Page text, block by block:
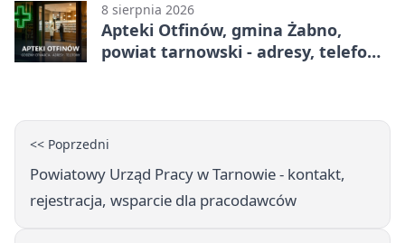
8 sierpnia 2026
Apteki Otfinów, gmina Żabno,
powiat tarnowski - adresy, telefony,
<< Poprzedni
Powiatowy Urząd Pracy w Tarnowie - kontakt,
rejestracja, wsparcie dla pracodawców